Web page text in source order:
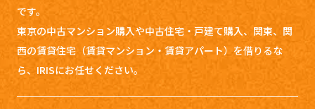
です。
東京の中古マンション購入や中古住宅・戸建て購入、関東、関
西の賃貸住宅（賃貸マンション・賃貸アパート）を借りるな
ら、IRISにお任せください。